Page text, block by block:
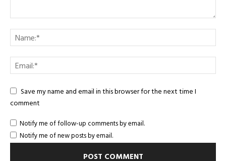
Save my name and email in this browser for the next time I
comment
Notify me of follow-up comments by email.
Notify me of new posts by email.